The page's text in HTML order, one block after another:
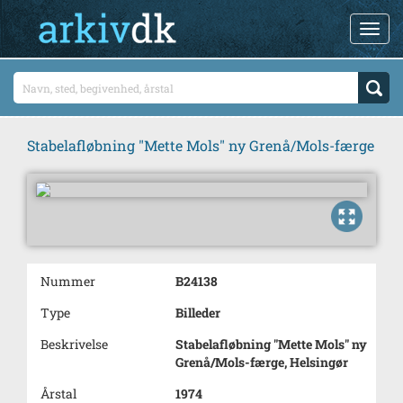
Stabelafløbning "Mette Mols" ny Grenå/Mols-færge
Nummer
B24138
Type
Billeder
Beskrivelse
Stabelafløbning "Mette Mols" ny
Grenå/Mols-færge, Helsingør
Årstal
1974